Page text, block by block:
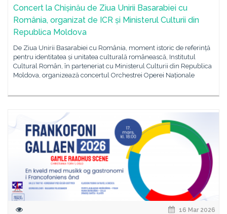
Concert la Chișinău de Ziua Unirii Basarabiei cu
România, organizat de ICR și Ministerul Culturii din
Republica Moldova
De Ziua Unirii Basarabiei cu România, moment istoric de referință
pentru identitatea și unitatea culturală românească, Institutul
Cultural Român, în parteneriat cu Ministerul Culturii din Republica
Moldova, organizează concertul Orchestrei Operei Naționale
16 Mar 2026